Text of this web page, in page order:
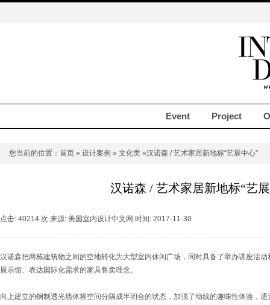
Event Project
您当前的位置： 首页 » 设计案例 » 文化类 »汉诺森 / 艺术家居新地标“艺展中心”
汉诺森 / 艺术家居新地标“艺
点击: 40214 次 来源: 美国室内设计中文网 时间: 2017-11-30
汉诺森把两栋建筑物之间的空地转化为大型室内休闲广场，同时具备了举办讲座活
展示馆、表达国际化需求的家具售卖理念。
向上建立的钢制透光墙体将空间分隔成半闭合的状态，加强了动线的趣味性体验，